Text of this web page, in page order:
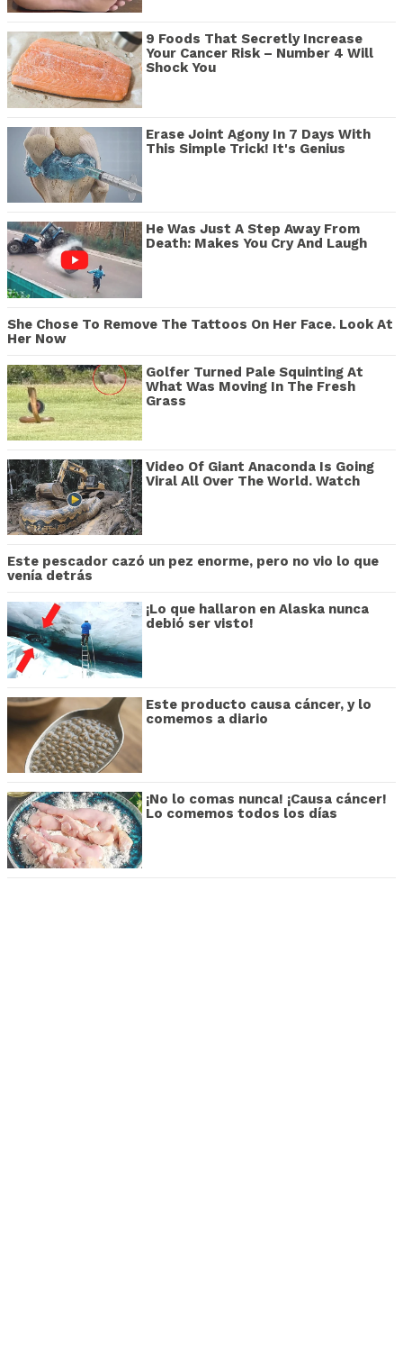
9 Foods That Secretly Increase
Your Cancer Risk – Number 4 Will
Shock You
Erase Joint Agony In 7 Days With
This Simple Trick! It's Genius
He Was Just A Step Away From
Death: Makes You Cry And Laugh
She Chose To Remove The Tattoos On Her Face. Look At
Her Now
Golfer Turned Pale Squinting At
What Was Moving In The Fresh
Grass
Video Of Giant Anaconda Is Going
Viral All Over The World. Watch
Este pescador cazó un pez enorme, pero no vio lo que
venía detrás
¡Lo que hallaron en Alaska nunca
debió ser visto!
Este producto causa cáncer, y lo
comemos a diario
¡No lo comas nunca! ¡Causa cáncer!
Lo comemos todos los días